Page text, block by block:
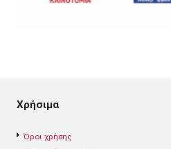
Χρήσιμα
Όροι χρήσης